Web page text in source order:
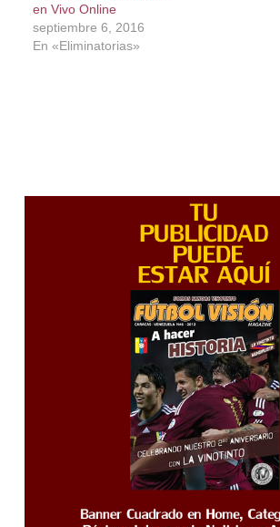
en Vivo Online
septiembre 6, 2016
En «Eliminatorias»